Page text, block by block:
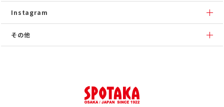
Instagram
その他